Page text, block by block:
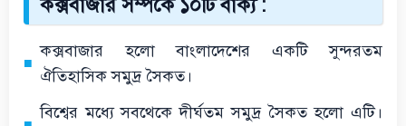
কক্সবাজার সম্পর্কে ১০টি বাক্য :
কক্সবাজার হলো বাংলাদেশের একটি সুন্দরতম
ঐতিহাসিক সমুদ্র সৈকত।
বিশ্বের মধ্যে সবথেকে দীর্ঘতম সমুদ্র সৈকত হলো এটি।